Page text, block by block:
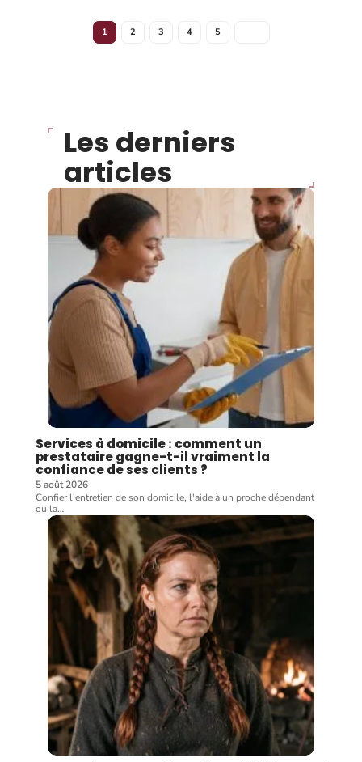
1 2 3 4 5
Les derniers
articles
Services à domicile : comment un
prestataire gagne-t-il vraiment la
confiance de ses clients ?
5 août 2026
Confier l'entretien de son domicile, l'aide à un proche dépendant
ou la…